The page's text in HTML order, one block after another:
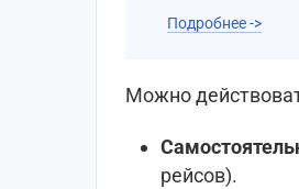
Подробнее ->
Можно
рейсов).